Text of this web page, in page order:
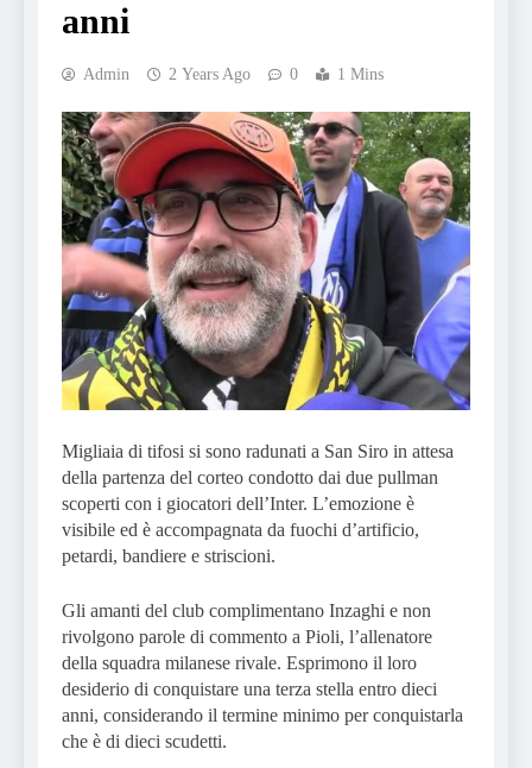
anni
Admin 2 Years Ago 0 1 Mins
Migliaia di tifosi si sono radunati a San Siro in attesa
della partenza del corteo condotto dai due pullman
scoperti con i giocatori dell’Inter. L’emozione è
visibile ed è accompagnata da fuochi d’artificio,
petardi, bandiere e striscioni.
Gli amanti del club complimentano Inzaghi e non
rivolgono parole di commento a Pioli, l’allenatore
della squadra milanese rivale. Esprimono il loro
desiderio di conquistare una terza stella entro dieci
anni, considerando il termine minimo per conquistarla
che è di dieci scudetti.